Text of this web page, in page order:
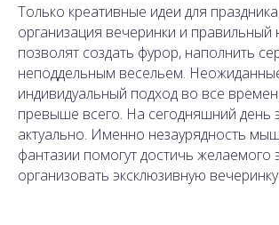
Только креативные идеи для
организация вечеринки и правильный
позволят создать фурор, наполнить
неподдельным весельем.
индивидуальный подход во все
превыше всего. На сегодняшний день
актуально. Именно незаурядность
фантазии помогут достичь желаемого
организовать эксклюзивную вечеринку.